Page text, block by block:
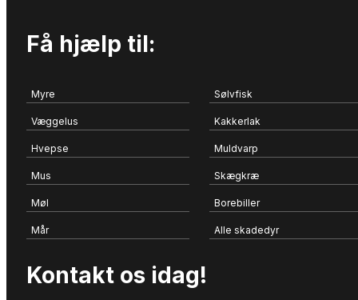
Få hjælp til:
Myre Sølvfisk
Væggelus Kakkerlak
Hvepse Muldvarp
Mus Skægkræ
Møl Borebiller
Mår Alle skadedyr
Kontakt os idag!